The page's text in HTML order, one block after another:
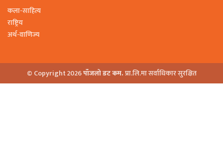
कला-साहित्य
राष्ट्रिय
अर्थ-वाणिज्य
© Copyright 2026पाँजलो डट कम.प्रा.लि.मा सर्वाधिकार सुरक्षित